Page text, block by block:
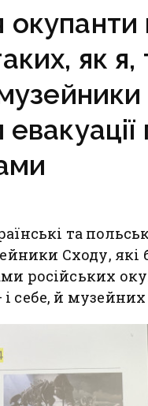
окупанти
як я,
та
Сходу, які
російських
й музейних